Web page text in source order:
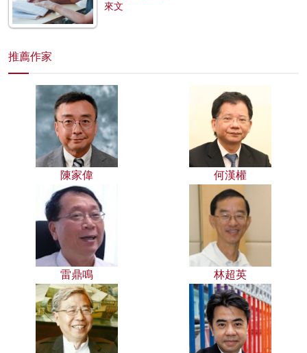
來文
推薦作家
陳家偉 何漢權
雷鼎鳴 林超英